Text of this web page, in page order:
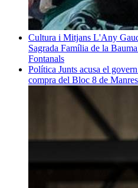
Cultura i Mitjans L'Any
Sagrada Família de la
Fontanals
Política Junts acusa el
compra del Bloc 8 de